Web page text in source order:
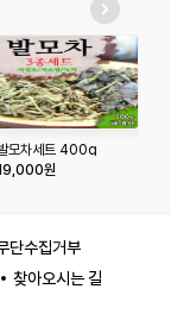
모차세트 400g
원
단수집거부
찾아오시는 길